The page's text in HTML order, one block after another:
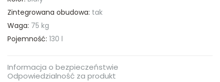
Zintegrowana obudowa: tak
Waga: 75 kg
Pojemność: 130 l
Informacja o bezpieczeństwie
Odpowiedzialność za produkt